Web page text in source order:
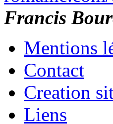
Francis
Mentions
Contact
Creation
Liens